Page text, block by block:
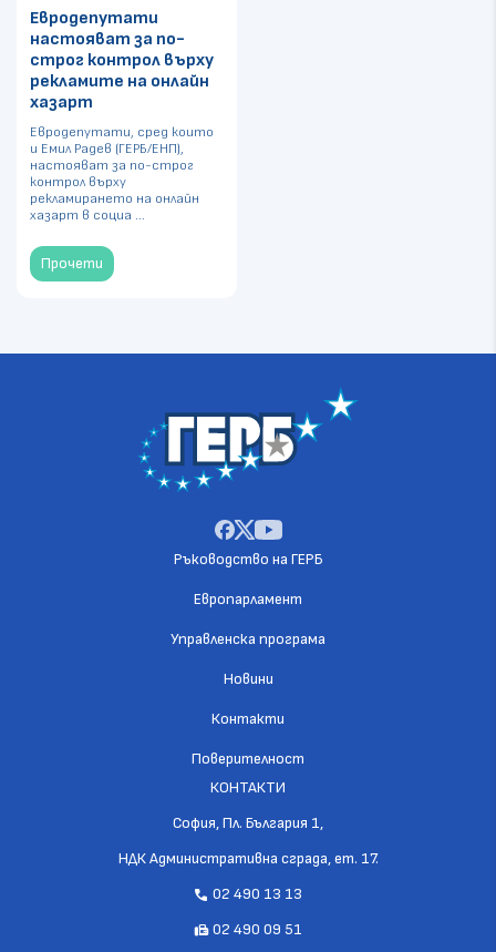
Евродепутати
настояват за по-
строг контрол върху
рекламите на онлайн
хазарт
Евродепутати, сред които
и Емил Радев (ГЕРБ/ЕНП),
настояват за по-строг
контрол върху
рекламирането на онлайн
хазарт в социа ...
Прочети
Ръководство на ГЕРБ
Европарламент
Управленска програма
Новини
Контакти
Поверителност
КОНТАКТИ
София, Пл. България 1,
НДК Административна сграда, ет. 17.
call 02 490 13 13
fax02 490 09 51